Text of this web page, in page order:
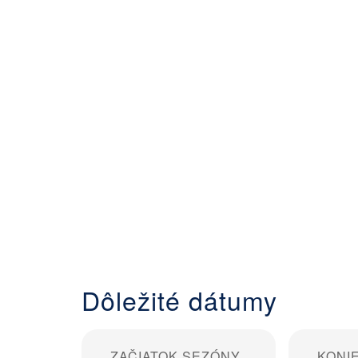
Dôležité dátumy